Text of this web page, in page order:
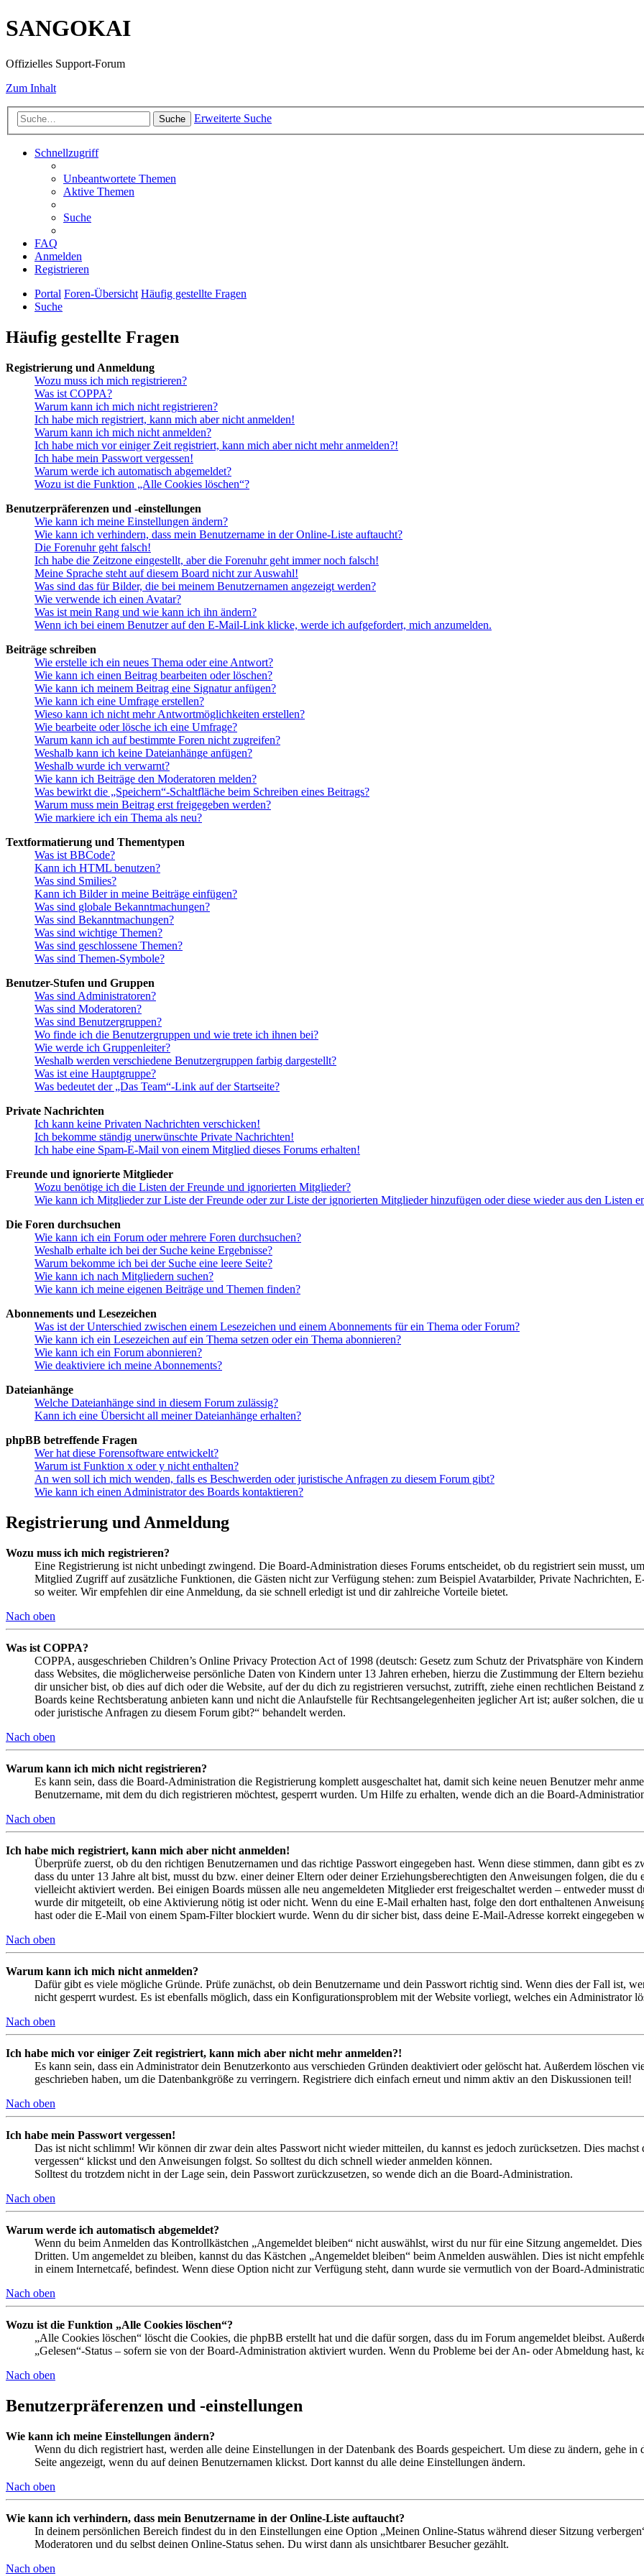
SANGOKAI
Offizielles Support-Forum
Zum Inhalt
Suche Erweiterte Suche
Schnellzugriff
Unbeantwortete Themen
Aktive Themen
Suche
FAQ
Anmelden
Registrieren
Portal Foren-Übersicht Häufig gestellte Fragen
Suche
Häufig gestellte Fragen
Registrierung und Anmeldung
Wozu muss ich mich registrieren?
Was ist COPPA?
Warum kann ich mich nicht registrieren?
Ich habe mich registriert, kann mich aber nicht anmelden!
Warum kann ich mich nicht anmelden?
Ich habe mich vor einiger Zeit registriert, kann mich aber nicht mehr anmelden?!
Ich habe mein Passwort vergessen!
Warum werde ich automatisch abgemeldet?
Wozu ist die Funktion „Alle Cookies löschen“?
Benutzerpräferenzen und -einstellungen
Wie kann ich meine Einstellungen ändern?
Wie kann ich verhindern, dass mein Benutzername in der Online-Liste auftaucht?
Die Forenuhr geht falsch!
Ich habe die Zeitzone eingestellt, aber die Forenuhr geht immer noch falsch!
Meine Sprache steht auf diesem Board nicht zur Auswahl!
Was sind das für Bilder, die bei meinem Benutzernamen angezeigt werden?
Wie verwende ich einen Avatar?
Was ist mein Rang und wie kann ich ihn ändern?
Wenn ich bei einem Benutzer auf den E-Mail-Link klicke, werde ich aufgefordert, mich anzumelden.
Beiträge schreiben
Wie erstelle ich ein neues Thema oder eine Antwort?
Wie kann ich einen Beitrag bearbeiten oder löschen?
Wie kann ich meinem Beitrag eine Signatur anfügen?
Wie kann ich eine Umfrage erstellen?
Wieso kann ich nicht mehr Antwortmöglichkeiten erstellen?
Wie bearbeite oder lösche ich eine Umfrage?
Warum kann ich auf bestimmte Foren nicht zugreifen?
Weshalb kann ich keine Dateianhänge anfügen?
Weshalb wurde ich verwarnt?
Wie kann ich Beiträge den Moderatoren melden?
Was bewirkt die „Speichern“-Schaltfläche beim Schreiben eines Beitrags?
Warum muss mein Beitrag erst freigegeben werden?
Wie markiere ich ein Thema als neu?
Textformatierung und Thementypen
Was ist BBCode?
Kann ich HTML benutzen?
Was sind Smilies?
Kann ich Bilder in meine Beiträge einfügen?
Was sind globale Bekanntmachungen?
Was sind Bekanntmachungen?
Was sind wichtige Themen?
Was sind geschlossene Themen?
Was sind Themen-Symbole?
Benutzer-Stufen und Gruppen
Was sind Administratoren?
Was sind Moderatoren?
Was sind Benutzergruppen?
Wo finde ich die Benutzergruppen und wie trete ich ihnen bei?
Wie werde ich Gruppenleiter?
Weshalb werden verschiedene Benutzergruppen farbig dargestellt?
Was ist eine Hauptgruppe?
Was bedeutet der „Das Team“-Link auf der Startseite?
Private Nachrichten
Ich kann keine Privaten Nachrichten verschicken!
Ich bekomme ständig unerwünschte Private Nachrichten!
Ich habe eine Spam-E-Mail von einem Mitglied dieses Forums erhalten!
Freunde und ignorierte Mitglieder
Wozu benötige ich die Listen der Freunde und ignorierten Mitglieder?
Wie kann ich Mitglieder zur Liste der Freunde oder zur Liste der ignorierten Mitglieder hinzufügen oder diese wieder aus den Listen
Die Foren durchsuchen
Wie kann ich ein Forum oder mehrere Foren durchsuchen?
Weshalb erhalte ich bei der Suche keine Ergebnisse?
Warum bekomme ich bei der Suche eine leere Seite?
Wie kann ich nach Mitgliedern suchen?
Wie kann ich meine eigenen Beiträge und Themen finden?
Abonnements und Lesezeichen
Was ist der Unterschied zwischen einem Lesezeichen und einem Abonnements für ein Thema oder Forum?
Wie kann ich ein Lesezeichen auf ein Thema setzen oder ein Thema abonnieren?
Wie kann ich ein Forum abonnieren?
Wie deaktiviere ich meine Abonnements?
Dateianhänge
Welche Dateianhänge sind in diesem Forum zulässig?
Kann ich eine Übersicht all meiner Dateianhänge erhalten?
phpBB betreffende Fragen
Wer hat diese Forensoftware entwickelt?
Warum ist Funktion x oder y nicht enthalten?
An wen soll ich mich wenden, falls es Beschwerden oder juristische Anfragen zu diesem Forum gibt?
Wie kann ich einen Administrator des Boards kontaktieren?
Registrierung und Anmeldung
Wozu muss ich mich registrieren?
Eine Registrierung ist nicht unbedingt zwingend. Die Board-Administration dieses Forums entscheidet, ob du registriert sein musst,
Mitglied Zugriff auf zusätzliche Funktionen, die Gästen nicht zur Verfügung stehen: zum Beispiel Avatarbilder, Private Nachrichten,
so weiter. Wir empfehlen dir eine Anmeldung, da sie schnell erledigt ist und dir zahlreiche Vorteile bietet.
Nach oben
Was ist COPPA?
COPPA, ausgeschrieben Children’s Online Privacy Protection Act of 1998 (deutsch: Gesetz zum Schutz der Privatsphäre von
dass Websites, die möglicherweise persönliche Daten von Kindern unter 13 Jahren erheben, hierzu die Zustimmung der Eltern
dir unsicher bist, ob dies auf dich oder die Website, auf der du dich zu registrieren versuchst, zutrifft, ziehe einen rechtlichen
Boards keine Rechtsberatung anbieten kann und nicht die Anlaufstelle für Rechtsangelegenheiten jeglicher Art ist; außer solchen,
oder juristische Anfragen zu diesem Forum gibt?“ behandelt werden.
Nach oben
Warum kann ich mich nicht registrieren?
Es kann sein, dass die Board-Administration die Registrierung komplett ausgeschaltet hat, damit sich keine neuen Benutzer mehr
Benutzername, mit dem du dich registrieren möchtest, gesperrt wurden. Um Hilfe zu erhalten, wende dich an die Board-
Nach oben
Ich habe mich registriert, kann mich aber nicht anmelden!
Überprüfe zuerst, ob du den richtigen Benutzernamen und das richtige Passwort eingegeben hast. Wenn diese stimmen, dann gibt es
dass du unter 13 Jahre alt bist, musst du bzw. einer deiner Eltern oder deiner Erziehungsberechtigten den Anweisungen folgen, die
vielleicht aktiviert werden. Bei einigen Boards müssen alle neu angemeldeten Mitglieder erst freigeschaltet werden – entweder musst
wurde dir mitgeteilt, ob eine Aktivierung nötig ist oder nicht. Wenn du eine E-Mail erhalten hast, folge den dort enthaltenen
hast oder die E-Mail von einem Spam-Filter blockiert wurde. Wenn du dir sicher bist, dass deine E-Mail-Adresse korrekt eingegeben
Nach oben
Warum kann ich mich nicht anmelden?
Dafür gibt es viele mögliche Gründe. Prüfe zunächst, ob dein Benutzername und dein Passwort richtig sind. Wenn dies der Fall ist,
nicht gesperrt wurdest. Es ist ebenfalls möglich, dass ein Konfigurationsproblem mit der Website vorliegt, welches ein Administrator
Nach oben
Ich habe mich vor einiger Zeit registriert, kann mich aber nicht mehr anmelden?!
Es kann sein, dass ein Administrator dein Benutzerkonto aus verschieden Gründen deaktiviert oder gelöscht hat. Außerdem löschen
geschrieben haben, um die Datenbankgröße zu verringern. Registriere dich einfach erneut und nimm aktiv an den Diskussionen teil!
Nach oben
Ich habe mein Passwort vergessen!
Das ist nicht schlimm! Wir können dir zwar dein altes Passwort nicht wieder mitteilen, du kannst es jedoch zurücksetzen. Dies
vergessen“ klickst und den Anweisungen folgst. So solltest du dich schnell wieder anmelden können.
Solltest du trotzdem nicht in der Lage sein, dein Passwort zurückzusetzen, so wende dich an die Board-Administration.
Nach oben
Warum werde ich automatisch abgemeldet?
Wenn du beim Anmelden das Kontrollkästchen „Angemeldet bleiben“ nicht auswählst, wirst du nur für eine Sitzung angemeldet.
Dritten. Um angemeldet zu bleiben, kannst du das Kästchen „Angemeldet bleiben“ beim Anmelden auswählen. Dies ist nicht
in einem Internetcafé, befindest. Wenn diese Option nicht zur Verfügung steht, dann wurde sie vermutlich von der Board-
Nach oben
Wozu ist die Funktion „Alle Cookies löschen“?
„Alle Cookies löschen“ löscht die Cookies, die phpBB erstellt hat und die dafür sorgen, dass du im Forum angemeldet bleibst.
„Gelesen“-Status – sofern sie von der Board-Administration aktiviert wurden. Wenn du Probleme bei der An- oder Abmeldung hast,
Nach oben
Benutzerpräferenzen und -einstellungen
Wie kann ich meine Einstellungen ändern?
Wenn du dich registriert hast, werden alle deine Einstellungen in der Datenbank des Boards gespeichert. Um diese zu ändern, gehe
Seite angezeigt, wenn du auf deinen Benutzernamen klickst. Dort kannst du alle deine Einstellungen ändern.
Nach oben
Wie kann ich verhindern, dass mein Benutzername in der Online-Liste auftaucht?
In deinem persönlichen Bereich findest du in den Einstellungen eine Option „Meinen Online-Status während dieser Sitzung
Moderatoren und du selbst deinen Online-Status sehen. Du wirst dann als unsichtbarer Besucher gezählt.
Nach oben